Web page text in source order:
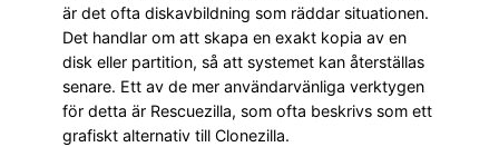
är det ofta diskavbildning som räddar situationen.
Det handlar om att skapa en exakt kopia av en
disk eller partition, så att systemet kan återställas
senare. Ett av de mer användarvänliga verktygen
för detta är Rescuezilla, som ofta beskrivs som ett
grafiskt alternativ till Clonezilla.